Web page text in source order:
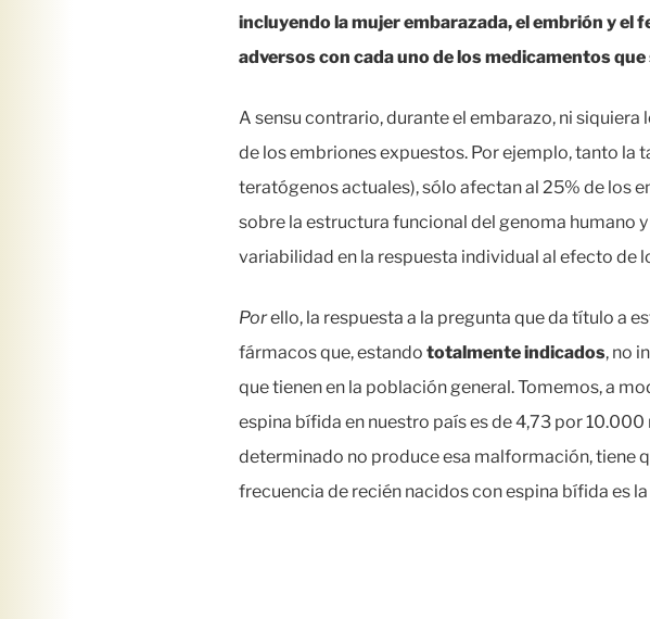
incluyendo la mujer embarazada, el embrión y
adversos con cada uno de los medicamentos
A sensu contrario, durante el embarazo, ni
de los embriones expuestos. Por ejemplo, tanto
teratógenos actuales), sólo afectan al 25% de los
sobre la estructura funcional del genoma humano
variabilidad en la respuesta individual al efecto
Porello, la respuesta a la pregunta que da título a
fármacos que, estando totalmente indicados, no
que tienen en la población general. Tomemos, a
espina bífida en nuestro país es de 4,73 por
determinado no produce esa malformación, tiene
frecuencia de recién nacidos con espina bífida es